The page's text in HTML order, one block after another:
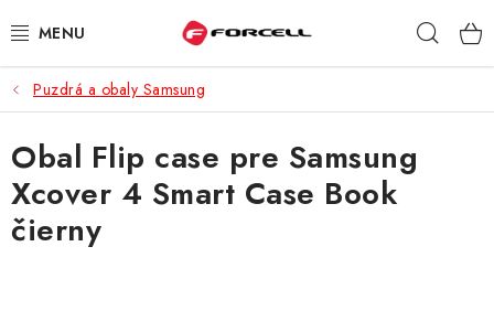
na
PUZDRÁ A OBALY
TVRDENÉ SKLÁ
DÁTOVÉ KÁBLE
Puzdrá a obaly Samsung
Obal Flip case pre Samsung
Xcover 4 Smart Case Book
čierny